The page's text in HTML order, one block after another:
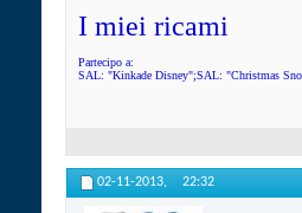
I miei ricami
Partecipo a:
SAL: "Kinkade Disney";SAL: "Christmas
02-11-2013, 22:32